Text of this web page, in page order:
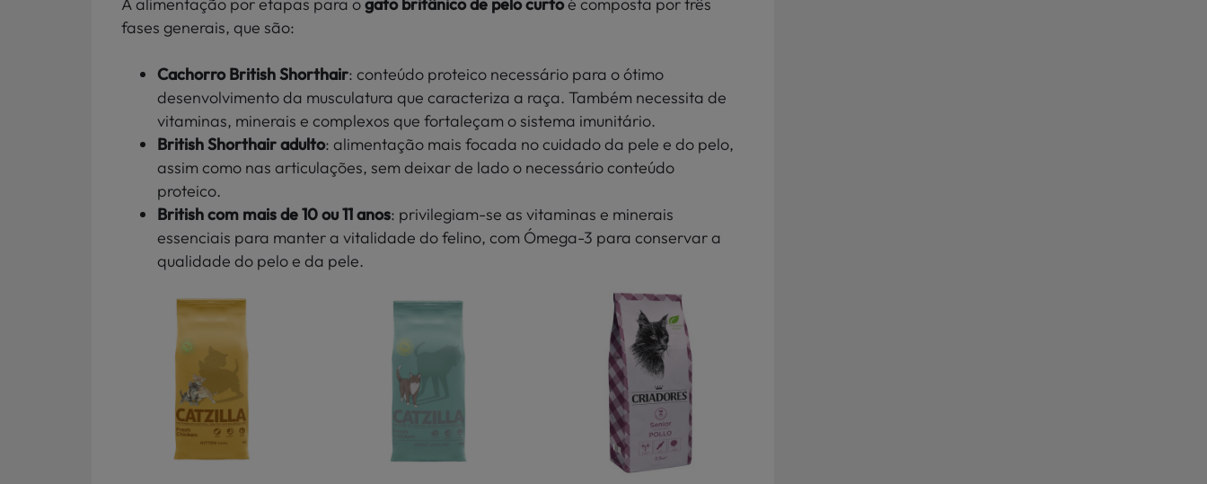
fases generais, que são:
Cachorro British Shorthair: conteúdo proteico necessário para o ótimo
desenvolvimento da musculatura que caracteriza a raça. Também necessita de
vitaminas, minerais e complexos que fortaleçam o sistema imunitário.
British Shorthair adulto: alimentação mais focada no cuidado da pele e do pelo,
assim como nas articulações, sem deixar de lado o necessário conteúdo
proteico.
British com mais de 10 ou 11 anos: privilegiam-se as vitaminas e minerais
essenciais para manter a vitalidade do felino, com Ómega-3 para conservar a
qualidade do pelo e da pele.